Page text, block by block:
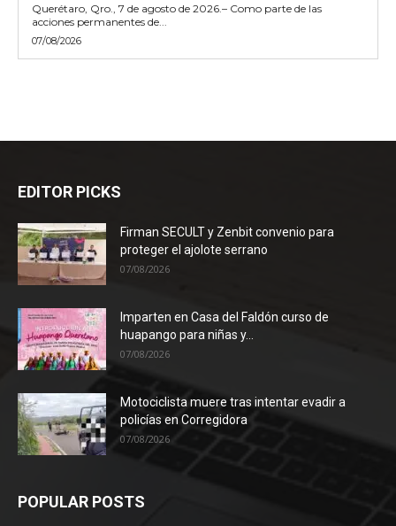
Querétaro, Qro., 7 de agosto de 2026.– Como parte de las
acciones permanentes de...
07/08/2026
EDITOR PICKS
Firman SECULT y Zenbit convenio para
proteger el ajolote serrano
07/08/2026
Imparten en Casa del Faldón curso de
huapango para niñas y...
07/08/2026
Motociclista muere tras intentar evadir a
policías en Corregidora
07/08/2026
POPULAR POSTS